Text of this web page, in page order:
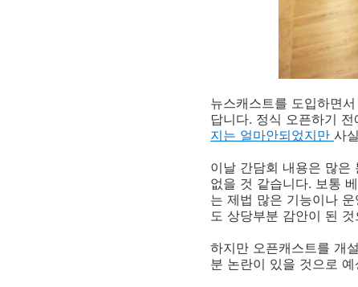
뉴스캐스트를 도입하면
답니다. 정식 오픈하기
지는 얼마안되었지만 사
이날 간담회 내용은 많은
없을 것 같습니다. 보통
는 제법 많은 기능이나
도 상당부분 감안이 된
하지만 오픈캐스트를 개
분 논란이 있을 것으로 예